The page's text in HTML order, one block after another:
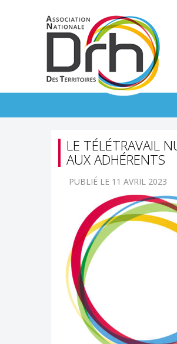
LE TÉLÉTRAVAIL
AUX ADHÉRENTS
PUBLIÉ LE 11 AVRIL 2023